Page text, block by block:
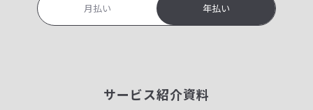
月払い 年払い
サービス紹介資料